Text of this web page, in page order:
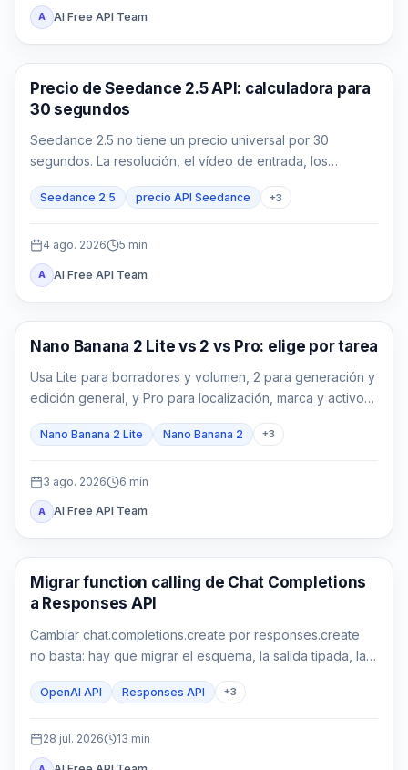
A AI Free API Team
Generación de vídeo con IA
Precio de Seedance 2.5 API: calculadora para
30 segundos
Seedance 2.5 no tiene un precio universal por 30
segundos. La resolución, el vídeo de entrada, los
Seedance 2.5 precio API Seedance +3
4 ago. 2026 5 min
A AI Free API Team
Modelos de imagen con IA
Nano Banana 2 Lite vs 2 vs Pro: elige por tarea
Usa Lite para borradores y volumen, 2 para generación y
edición general, y Pro para localización, marca y activos
Nano Banana 2 Lite Nano Banana 2 +3
3 ago. 2026 6 min
A AI Free API Team
Guía de API
Migrar function calling de Chat Completions
a Responses API
Cambiar chat.completions.create por responses.create
no basta: hay que migrar el esquema, la salida tipada, la
OpenAI API Responses API +3
28 jul. 2026 13 min